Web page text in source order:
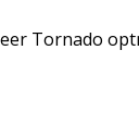
Tornado